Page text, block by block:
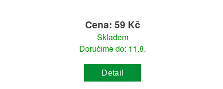
Cena: 59 Kč
Skladem
Doručíme do: 11.8.
Detail